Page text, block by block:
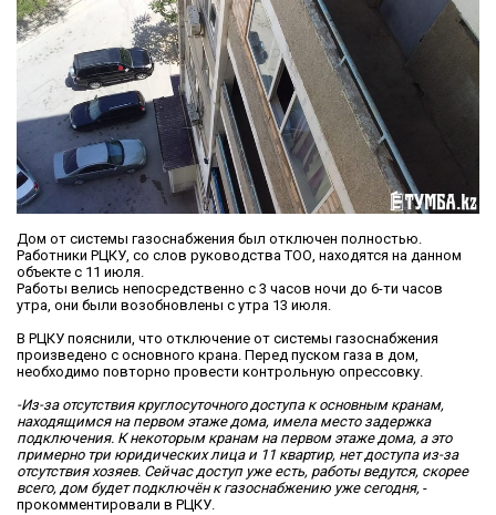
Дом от системы газоснабжения был отключен полностью.
Работники РЦКУ, со слов руководства ТОО, находятся на данном
объекте с 11 июля.
Работы велись непосредственно с 3 часов ночи до 6-ти часов
утра, они были возобновлены с утра 13 июля.
В РЦКУ пояснили, что отключение от системы газоснабжения
произведено с основного крана. Перед пуском газа в дом,
необходимо повторно провести контрольную опрессовку.
-Из-за отсутствия круглосуточного доступа к основным кранам,
находящимся на первом этаже дома, имела место задержка
подключения. К некоторым кранам на первом этаже дома, а это
примерно три юридических лица и 11 квартир, нет доступа из-за
отсутствия хозяев. Сейчас доступ уже есть, работы ведутся, скорее
всего, дом будет подключён к газоснабжению уже сегодня, -
прокомментировали в РЦКУ.